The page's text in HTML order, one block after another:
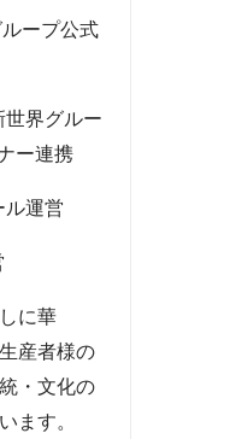
ープ公式
界グルー
ー連携
ル運営
に華
産者様の
・文化の
ます。